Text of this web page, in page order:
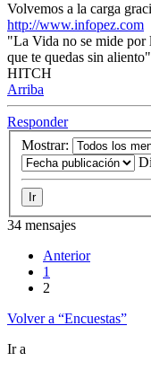
Volvemos a la carga
http://www.infopez.com
"La Vida no se mide por
que te quedas sin aliento"
HITCH
Arriba
Responder
Mostrar:
34 mensajes
Anterior
1
2
Volver a “Encuestas”
Ir a